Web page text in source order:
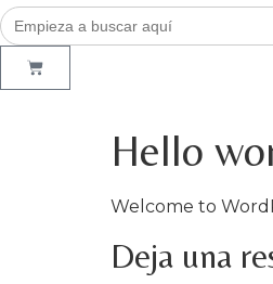
Buscar:
Hello
Welcome to
Deja una